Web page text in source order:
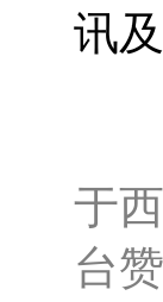
讯
免
于
台